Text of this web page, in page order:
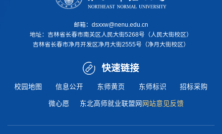
邮箱：dsxxw@nenu.edu.cn
地址： 吉林省长春市南关区人民大街5268号（人民大街校区）
吉林省长春市净月开发区净月大街2555号（净月大街校区）
快速链接
校园地图 信息公开 东师黄页 东师标识 招标采购
微心愿 东北高师就业联盟网 网站意见反馈